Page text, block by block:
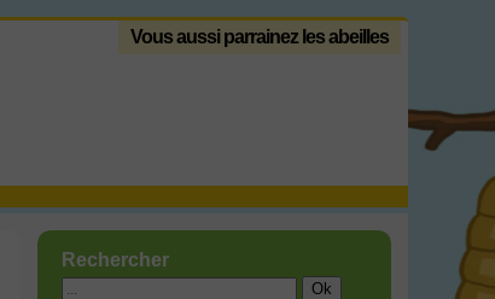
Vous aussi parrainez les abeilles
Rechercher